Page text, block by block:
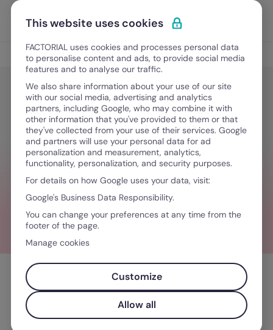
Ir al contenido
Pedir una demo
Software de recursos humanos
Software de recursos humanos
Sistema de geolocalización: cómo
optimiza la gestión de empleados
en RR. HH.
March 20, 2026·10 minutos de lectura
Tabla de contenidos
This website uses cookies
FACTORIAL uses cookies and processes personal data
to personalise content and ads, to provide social media
features and to analyse our traffic.
We also share information about your use of our site
with our social media, advertising and analytics
partners, including Google, who may combine it with
other information that you've provided to them or that
they've collected from your use of their services. Google
and partners will use your personal data for ad
personalization and measurement, analytics,
functionality, personalization, and security purposes.
For details on how Google uses your data, visit:
Google's Business Data Responsibility.
You can change your preferences at any time from the
footer of the page.
Manage cookies
Customize
Allow all